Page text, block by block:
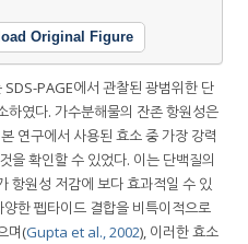
Original Figure
PAGE에서 관찰된 광범위한 단
하였다. 가수분해물의 잔존 항원성은
연구에서 사용된 효소 중 가장 강력
을 확인할 수 있었다. 이는 단백질의
항원성 저감에 보다 효과적일 수 있
한 펩타이드 결합을 비특이적으로
며(Gupta et al., 2002), 이러한 효소